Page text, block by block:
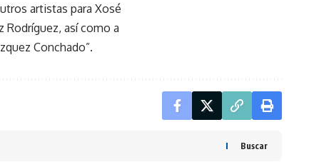
artistas para Xosé
Rodríguez, así como a
Conchado”.
Buscar